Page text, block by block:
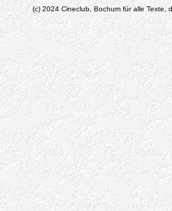
(c) 2024 Cineclub, Bochum für alle Texte,